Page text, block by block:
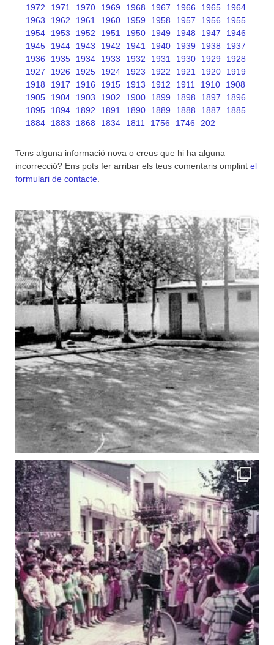
1972
1971 1970 1969 1968 1967 1966 1965
1964
1963
1962 1961 1960 1959 1958 1957 1956
1955
1954
1953 1952 1951 1950 1949 1948 1947
1946
1945
1944 1943 1942 1941 1940 1939 1938
1937
1936
1935 1934 1933 1932 1931 1930 1929
1928
1927
1926 1925 1924 1923 1922 1921 1920
1919
1918
1917 1916 1915 1913 1912 1911 1910
1908
1905
1904 1903 1902 1900 1899 1898 1897
1896
1895
1894 1892 1891 1890 1889 1888 1887
1885
1884
1883 1868 1834 1811 1756 1746 202
Tens alguna informació nova o creus que hi ha alguna
incorrecció? Ens pots fer arribar els teus comentaris omplint el
formulari de contacte